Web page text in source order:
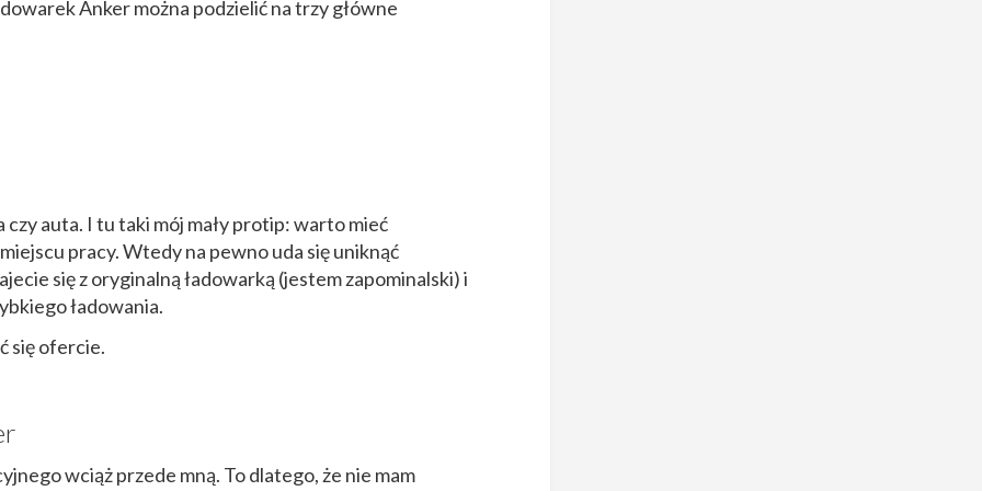
Anker można podzielić na trzy główne
auta. I tu taki mój mały protip: warto mieć
pracy. Wtedy na pewno uda się uniknąć
się z oryginalną ładowarką (jestem zapominalski) i
ładowania.
się ofercie.
wciąż przede mną. To dlatego, że nie mam